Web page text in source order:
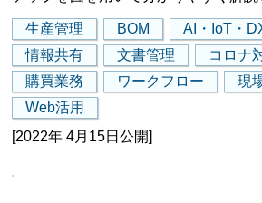
生産管理 BOM AI・IoT・
情報共有
文書管理 コロナ
購買業務
ワークフロー
現
Web活用
[2022年 4月15日公開]